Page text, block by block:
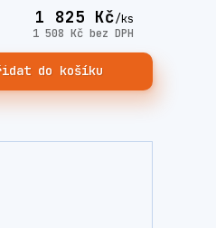
1 825 Kč/ks
1 508 Kč bez DPH
do košíku